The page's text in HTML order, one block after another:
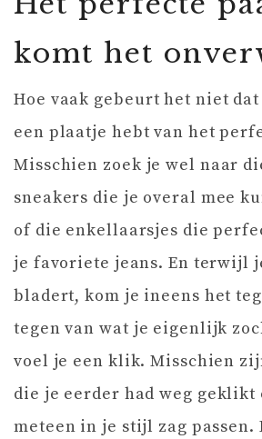
komt het
Hoe vaak gebeurt het niet
een plaatje hebt van het
Misschien zoek je wel naar
sneakers die je overal mee
of die enkellaarsjes die
je favoriete jeans. En terwijl
bladert, kom je ineens het
tegen van wat je eigenlijk
voel je een klik. Misschien
die je eerder had weg
meteen in je stijl zag passen.